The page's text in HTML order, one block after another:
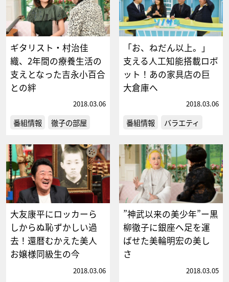
ギタリスト・村治佳
織、2年間の療養生活の
支えとなった吉永小百合
との絆
2018.03.06
番組情報 徹子の部屋
「お、ねだん以上。」
支える人工知能搭載ロボ
ット！あの家具店の巨
大倉庫へ
2018.03.06
番組情報 バラエティ
大友康平にロッカーら
しからぬ恥ずかしい過
去！還暦むかえた美人
お嬢様同級生の今
2018.03.06
”神武以来の美少年”ー黒
柳徹子に銀座へ足を運
ばせた美輪明宏の美し
さ
2018.03.05